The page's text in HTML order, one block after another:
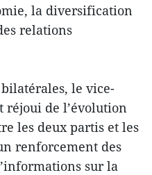
la diversification
relations
le vice-
réjoui de l’évolution
les deux partis et les
renforcement des
sur la